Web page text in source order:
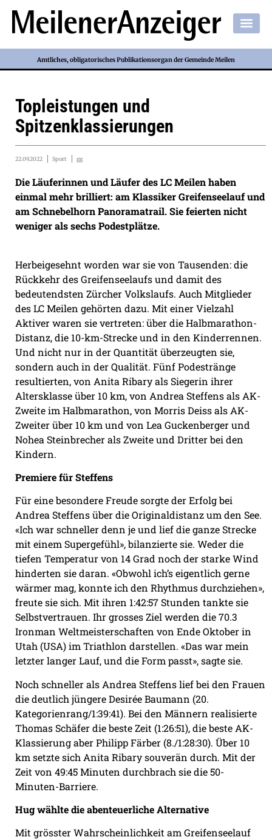
Amtliches, obligatorisches Publikationsorgan der Gemeinde Meilen
Topleistungen und
Spitzenklassierungen
22.09.2022 Sport gg
Die Läuferinnen und Läufer des LC Meilen haben
einmal mehr brilliert: am Klassiker Greifenseelauf und
am Schnebelhorn Panoramatrail. Sie feierten nicht
weniger als sechs Podestplätze.
Herbeigesehnt worden war sie von Tausenden: die
Rückkehr des Greifenseelaufs und damit des
bedeutendsten Zürcher Volkslaufs. Auch Mitglieder
des LC Meilen gehörten dazu. Mit einer Vielzahl
Aktiver waren sie vertreten: über die Halbmarathon-
Distanz, die 10-km-Strecke und in den Kinderrennen.
Und nicht nur in der Quantität überzeugten sie,
sondern auch in der Qualität. Fünf Podestränge
resultierten, von Anita Ribary als Siegerin ihrer
Altersklasse über 10 km, von Andrea Steffens als AK-
Zweite im Halbmarathon, von Morris Deiss als AK-
Zweiter über 10 km und von Lea Guckenberger und
Nohea Steinbrecher als Zweite und Dritter bei den
Kindern.
Premiere für Steffens
Für eine besondere Freude sorgte der Erfolg bei
Andrea Steffens über die Originaldistanz um den See.
«Ich war schneller denn je und lief die ganze Strecke
mit einem Supergefühl», bilanzierte sie. Weder die
tiefen Temperatur von 14 Grad noch der starke Wind
hinderten sie daran. «Obwohl ich’s eigentlich gerne
wärmer mag, konnte ich den Rhythmus durchziehen»,
freute sie sich. Mit ihren 1:42:57 Stunden tankte sie
Selbstvertrauen. Ihr grosses Ziel werden die 70.3
Ironman Weltmeisterschaften von Ende Oktober in
Utah (USA) im Triathlon darstellen. «Das war mein
letzter langer Lauf, und die Form passt», sagte sie.
Noch schneller als Andrea Steffens lief bei den Frauen
die deutlich jüngere Desirée Baumann (20.
Kategorienrang/1:39:41). Bei den Männern realisierte
Thomas Schäfer die beste Zeit (1:26:51), die beste AK-
Klassierung aber Philipp Färber (8./1:28:30). Über 10
km setzte sich Anita Ribary souverän durch. Mit der
Zeit von 49:45 Minuten durchbrach sie die 50-
Minuten-Barriere.
Hug wählte die abenteuerliche Alternative
Mit grösster Wahrscheinlichkeit am Greifenseelauf